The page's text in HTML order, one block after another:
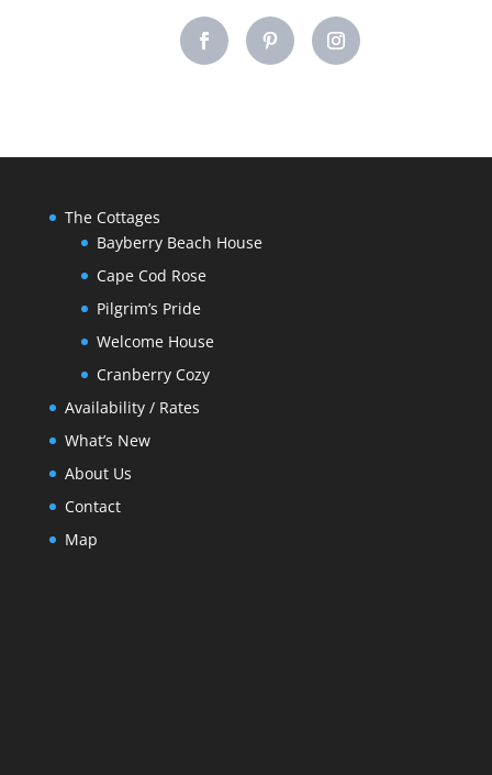
The Cottages
Bayberry Beach House
Cape Cod Rose
Pilgrim’s Pride
Welcome House
Cranberry Cozy
Availability / Rates
What’s New
About Us
Contact
Map